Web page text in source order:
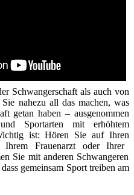
Schwangerschaft als auch von
nahezu all das machen, was
getan haben – ausgenommen
Sportarten mit erhöhtem
ist: Hören Sie auf Ihren
Frauenarzt oder Ihrer
Sie mit anderen Schwangeren
gemeinsam Sport treiben am